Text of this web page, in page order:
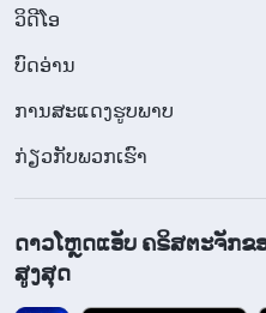
ວິ​ດີ​ໂອ
ບົດອ່ານ
ການສະແດງຮູບພາບ
ກ່ຽວກັບພວກເຮົາ
ດາວໂຫຼດແອັບ ຄຣິສຕະຈັກຂ
ສູງສຸດ